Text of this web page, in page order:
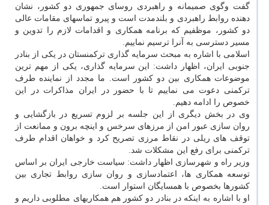
گفت وگوی صمیمانه و راهبردی روسای جمهوری دو کشور، نشان
دهنده روابط راهبردی و بلندمدت است و پیرو تماسهای مقامات عالی
دو کشور، موظفیم که برنامه همکاری و اقدامات لازم را تدوین و
مسیر دسترسی به آنرا ترسیم نماییم.
اسلامی با اشاره به مبحث سرمایه گذاری ترکمنستان در یکی از بنادر
جنوبی ایران، اظهار داشت: این سرمایه گذاری، یکی از مهم ترین
موضوعات همکاری بین دو کشور است. ما مجدد از نماینده طرف
ترکمنی دعوت می نماییم تا با حضور در ایران مذاکرات در این
خصوص را ادامه دهیم.
وی در بخش دیگری از این جلسه بر لزوم تسریع در بازگشایی و
روان سازی عبور امن از مرزهای سرخس و اینچه برون و ممانعت از
توقف های ریلی در نقاط مرزی تصریح کرد و خواهان اقدام طرف
ترکمنی برای رفع این مشکلات شد.
وزیر راه و شهرسازی اظهار داشت: سیاست خارجی ایران بر اساس
توسعه همکاری ها، اعتمادسازی و روان سازی روابط تجاری بین
کشورها بخصوص با همسایگان استوار است.
او با اشاره به اینکه در بنادر دو کشور هم همکاریهای مطلوبی داریم و